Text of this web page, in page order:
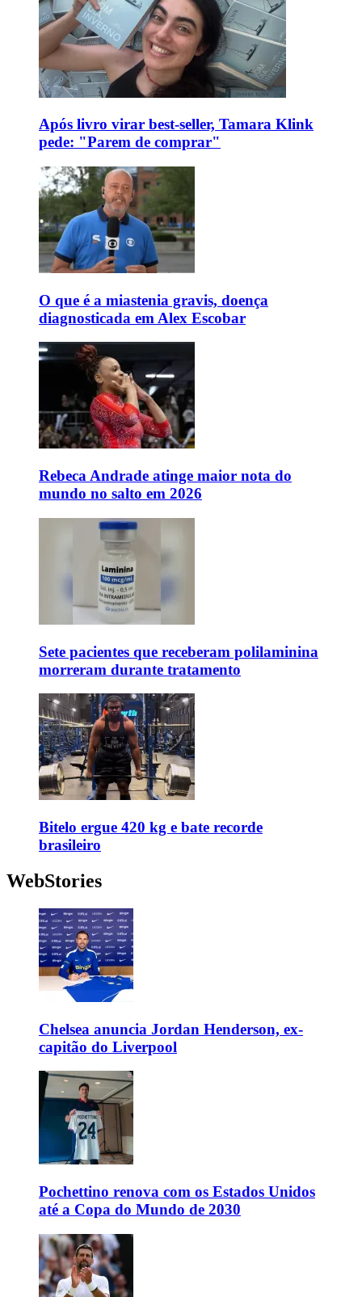
Após livro virar best-seller, Tamara Klink
pede: "Parem de comprar"
O que é a miastenia gravis, doença
diagnosticada em Alex Escobar
Rebeca Andrade atinge maior nota do
mundo no salto em 2026
Sete pacientes que receberam polilaminina
morreram durante tratamento
Bitelo ergue 420 kg e bate recorde
brasileiro
WebStories
Chelsea anuncia Jordan Henderson, ex-
capitão do Liverpool
Pochettino renova com os Estados Unidos
até a Copa do Mundo de 2030